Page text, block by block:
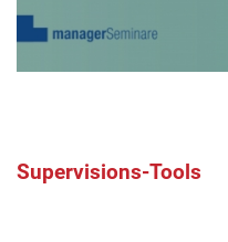
Supervisions-Tools